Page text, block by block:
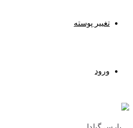
تغییر پوسته
ورود